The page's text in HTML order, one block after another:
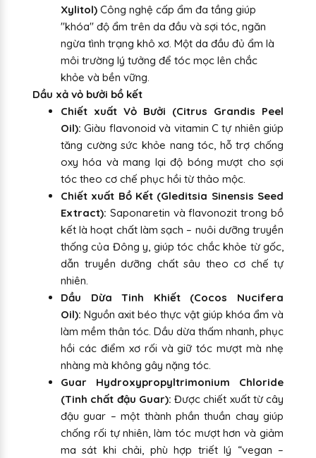
Xylitol) Công nghệ cấp ẩm đa tầng giúp
"khóa" độ ẩm trên da đầu và sợi tóc, ngăn
ngừa tình trạng khô xơ. Một da đầu đủ ẩm là
môi trường lý tưởng để tóc mọc lên chắc
khỏe và bền vững.
Dầu xả vỏ bưởi bồ kết
Chiết xuất Vỏ Bưởi (Citrus Grandis Peel
Oil): Giàu flavonoid và vitamin C tự nhiên giúp
tăng cường sức khỏe nang tóc, hỗ trợ chống
oxy hóa và mang lại độ bóng mượt cho sợi
tóc theo cơ chế phục hồi từ thảo mộc.
Chiết xuất Bồ Kết (Gleditsia Sinensis Seed
Extract): Saponaretin và flavonozit trong bồ
kết là hoạt chất làm sạch – nuôi dưỡng truyền
thống của Đông y, giúp tóc chắc khỏe từ gốc,
dẫn truyền dưỡng chất sâu theo cơ chế tự
nhiên.
Dầu Dừa Tinh Khiết (Cocos Nucifera
Oil): Nguồn axit béo thực vật giúp khóa ẩm và
làm mềm thân tóc. Dầu dừa thấm nhanh, phục
hồi các điểm xơ rối và giữ tóc mượt mà nhẹ
nhàng mà không gây nặng tóc.
Guar Hydroxypropyltrimonium Chloride
(Tinh chất đậu Guar): Được chiết xuất từ cây
đậu guar – một thành phần thuần chay giúp
chống rối tự nhiên, làm tóc mượt hơn và giảm
ma sát khi chải, phù hợp triết lý “vegan –